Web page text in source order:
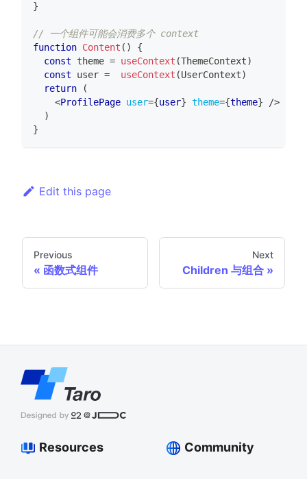
}
// 一个组件可能会消费多个 context
function Content ( )
{
const theme = useContext (ThemeContext)
const user = useContext (UserContext)
return
(
<ProfilePage user={user} theme={theme}
/>
)
}
Edit this page
Previous
函数式组件
Next
Children 与组合
Resources Community